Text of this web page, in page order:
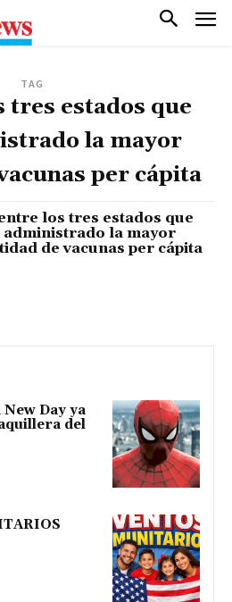
TAG
tres estados que
la mayor
per cápita
los tres estados que
administrado la mayor
de vacunas per cápita
Day ya
del